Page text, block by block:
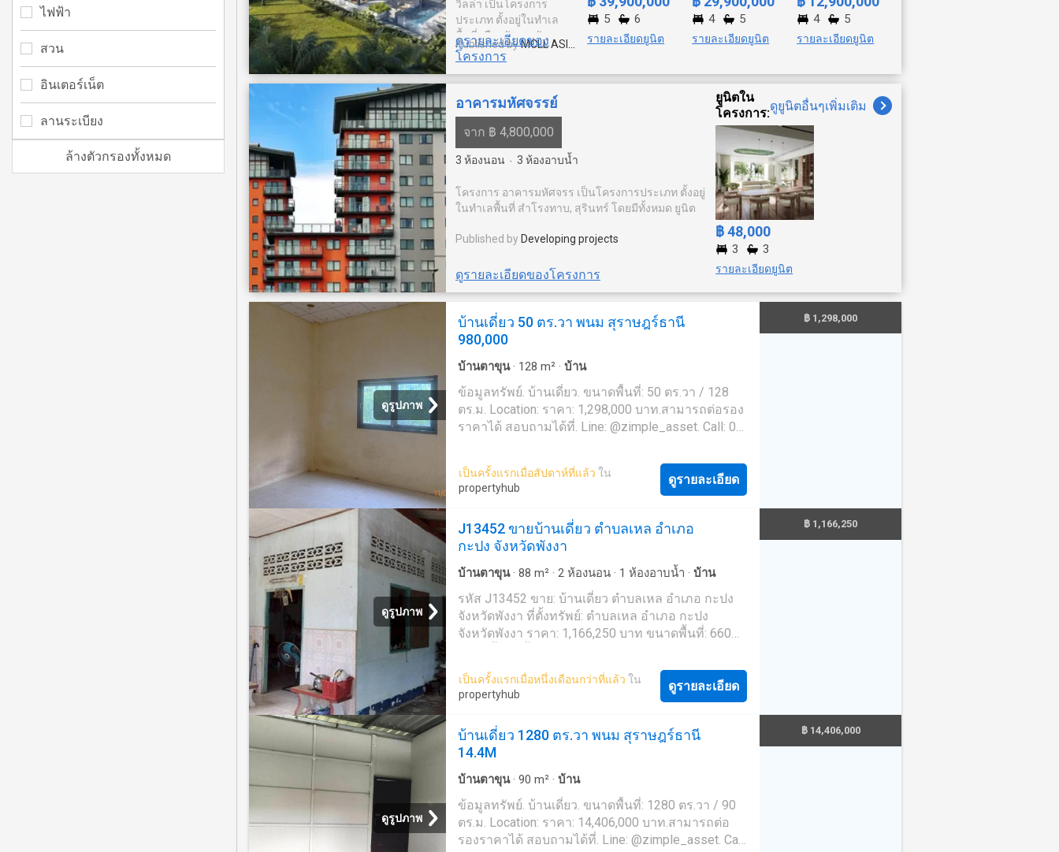
วิลล่า เป็นโครงการ
ประเภท ตั้งอยู่ในทำเล
พื้นที่ เมืองพัทยา, พัทยา
โดยมีทั้งหมด ยูนิต
Published byMCLL ASIA
company limited
ดูรายละเอียดของ
โครงการ
5 6
รายละเอียดยูนิต
4 5
รายละเอียดยูนิต
4 5
รายละเอียดยูนิต
อาคารมหัศจรรย์
จาก ฿ 4,800,000
3 ห้องนอน · 3 ห้องอาบน้ำ
โครงการ อาคารมหัศจรร เป็นโครงการประเภท ตั้งอยู่
ในทำเลพื้นที่ สำโรงทาบ, สุรินทร์ โดยมีทั้งหมด ยูนิต
Published by Developing projects
ดูรายละเอียดของโครงการ
ยูนิตใน
โครงการ:ดูยูนิตอื่นๆเพิ่มเติม
฿ 48,000
3 3
รายละเอียดยูนิต
ดูรูปภาพ
บ้านเดี่ยว 50 ตร.วา พนม สุราษฎร์ธานี
980,000
บ้านตาขุน · 128 m² · บ้าน
ข้อมูลทรัพย์. บ้านเดี่ยว. ขนาดพื้นที่: 50 ตร.วา / 128
ตร.ม. Location: ราคา: 1,298,000 บาท.สามารถต่อรอง
ราคาได้ สอบถามได้ที่. Line: @zimple_asset. Call: 02-
ขั้นตอนการซื้อนะคะ ' โปรโมชั่น ฟรีค่าธรรมเนียม
การโอนสูงสุด 200,000 บาท เมื่อโอนกรรมสิทธิ์
ภายใน 30 วัน นับจากวันที่ธนาคารแจ้งผลอนุมัติการ
เป็นครั้งแรกเมื่อสัปดาห์ที่แล้ว ใน
propertyhub
ดูรายละเอียด
฿ 1,298,000
ดูรูปภาพ
J13452 ขายบ้านเดี่ยว ตำบลเหล อำเภอ
กะปง จังหวัดพังงา
บ้านตาขุน · 88 m² · 2 ห้องนอน · 1 ห้องอาบน้ำ · บ้าน
รหัส J13452 ขาย: บ้านเดี่ยว ตำบลเหล อำเภอ กะปง
จังหวัดพังงา ที่ตั้งทรัพย์: ตำบลเหล อำเภอ กะปง
จังหวัดพังงา ราคา: 1,166,250 บาท ขนาดพื้นที่: 660
หมอกภูตาจอ ธารน้ำพุร้อนปลายพู่.*.สอบถามเพิ่มเติม/
นัดชมบ้าน 064-6654- (เกรียง) 094-2656- Line:
@land666 (มี @ ด้านหน้าด้วยน๊า) หรือคลิ๊ก ดูแลให้คำ
รวดเร็วในการเช็คสถานะทรัพย์รบกวนแค๊ปหน้าจอ
แล้วส่งมาทางไลน์หรือแจ้งรหัสที่หัวข้อของประกาศ
เป็นครั้งแรกเมื่อหนึ่งเดือนกว่าที่แล้ว ใน
propertyhub
ดูรายละเอียด
฿ 1,166,250
ดูรูปภาพ
บ้านเดี่ยว 1280 ตร.วา พนม สุราษฎร์ธานี
14.4M
บ้านตาขุน · 90 m² · บ้าน
ข้อมูลทรัพย์. บ้านเดี่ยว. ขนาดพื้นที่: 1280 ตร.วา / 90
ตร.ม. Location: ราคา: 14,406,000 บาท.สามารถต่อ
รองราคาได้ สอบถามได้ที่. Line: @zimple_asset. Call:
฿ 14,406,000
ไฟฟ้า
สวน
อินเตอร์เน็ต
ลานระเบียง
ล้างตัวกรองทั้งหมด